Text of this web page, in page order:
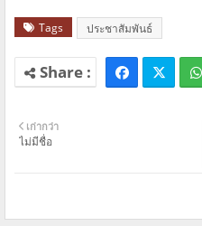
Tags ประชาสัมพันธ์
เก่ากว่า
ไม่มีชื่อ